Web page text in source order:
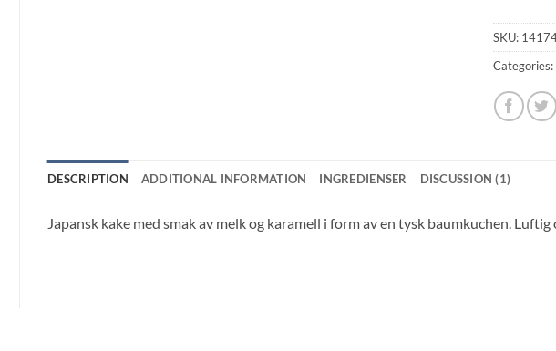
SKU:
Categories:
DESCRIPTION ADDITIONAL INFORMATION INGREDIENSER DISCUSSION (1)
Japansk kake med smak av melk og karamell i form av en tysk baumkuchen. Luftig